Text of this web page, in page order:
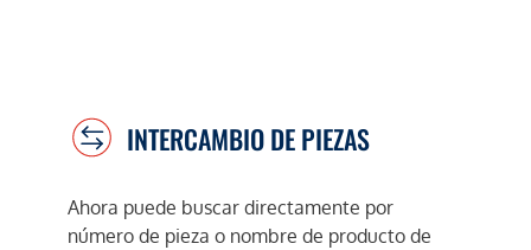
INTERCAMBIO DE PIEZAS
Ahora puede buscar directamente por
número de pieza o nombre de producto de